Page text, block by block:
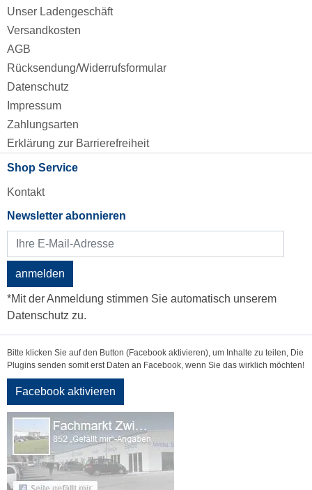
Unser Ladengeschäft
Versandkosten
AGB
Rücksendung/Widerrufsformular
Datenschutz
Impressum
Zahlungsarten
Erklärung zur Barrierefreiheit
Shop Service
Kontakt
Newsletter abonnieren
anmelden
*Mit der Anmeldung stimmen Sie automatisch unserem
Datenschutz zu.
Bitte klicken Sie auf den Button (Facebook aktivieren), um Inhalte zu teilen, Die
Plugins senden somit erst Daten an Facebook, wenn Sie das wirklich möchten!
Facebook aktivieren